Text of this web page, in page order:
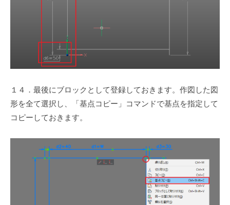
１４．最後にブロックとして登録しておきます。作図した図
形を全て選択し、「基点コピー」コマンドで基点を指定して
コピーしておきます。